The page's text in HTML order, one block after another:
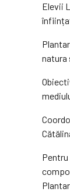
Elevii
natura